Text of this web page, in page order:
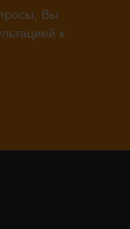
Вы
к